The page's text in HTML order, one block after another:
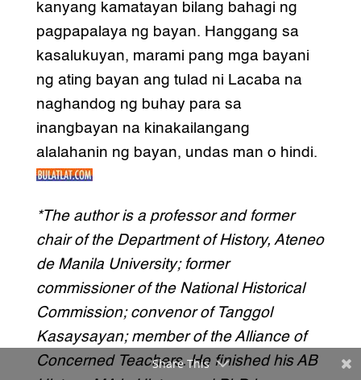
kanyang kamatayan bilang bahagi ng
pagpapalaya ng bayan. Hanggang sa
kasalukuyan, marami pang mga bayani
ng ating bayan ang tulad ni Lacaba na
naghandog ng buhay para sa
inangbayan na kinakailangang
alalahanin ng bayan, undas man o hindi.
*The author is a professor and former
chair of the Department of History, Ateneo
de Manila University; former
commissioner of the National Historical
Commission; convenor of Tanggol
Kasaysayan; member of the Alliance of
Concerned Teachers. He finished his AB
Share This